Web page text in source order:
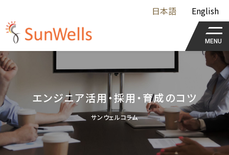
日本語 English
MENU
エンジニア活用・採用・育成のコツ
サンウェルコラム